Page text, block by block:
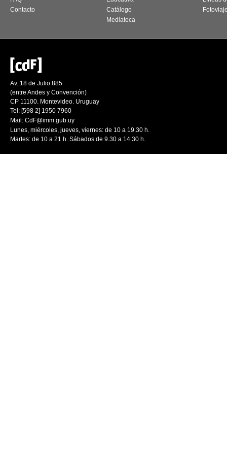
Contacto
Catálogo
Mediateca
Av. 18 de Julio 885
(entre Andes y Convención)
CP 11100. Montevideo. Uruguay
Tel: [598 2] 1950 7960
Mail: CdF@imm.gub.uy
Lunes, miércoles, jueves, viernes: de 10 a 19.30 h.
Martes: de 10 a 21 h. Sábados de 9.30 a 14.30 h.